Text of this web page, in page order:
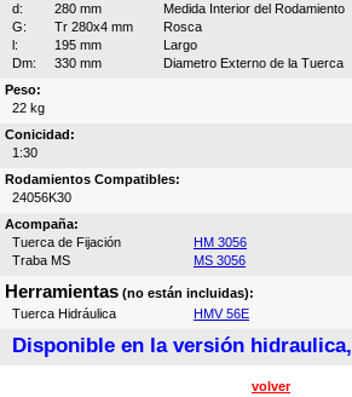
d:
280 mm
Medida Interior del Rodamiento
G:
Tr 280x4 mm
Rosca
l:
195 mm
Largo
Dm:
330 mm
Diametro Externo de la Tuerca
Peso:
22 kg
Conicidad:
1:30
Rodamientos Compatibles:
24056K30
Acompaña:
Tuerca de Fijación
HM 3056
Traba MS
MS 3056
Herramientas (no están incluidas):
Tuerca Hidráulica
HMV 56E
Disponible en la versión hidraulica,
volver